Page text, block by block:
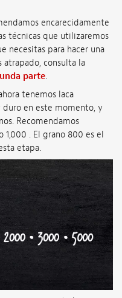
encarecidamente
técnicas que utilizaremos
necesitas para hacer una
atrapado, consulta la
parte.
tenemos laca
en este momento, y
Recomendamos
. El grano 800 es el
etapa.